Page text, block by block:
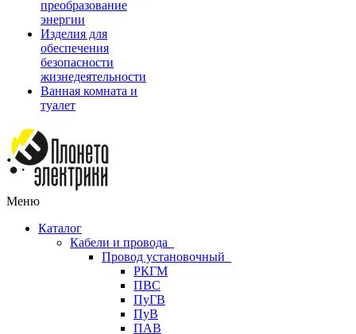
преобразование
энергии
Изделия для
обеспечения
безопасности
жизнедеятельности
Ванная комната и
туалет
Меню
Каталог
Кабели и провода
Провод установочный
РКГМ
ПВС
ПуГВ
ПуВ
ПАВ